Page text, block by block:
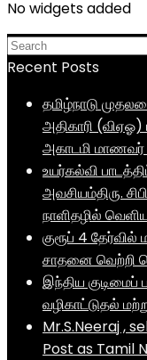
No widgets added
Recent Posts
தமிழ்நாடு
அதிகாரி
அகாடமி மாணவர்
உயர்கல்வி
அவசியம்திரு.
நாளிதழில்
குரூப் 4
சாதனை வெற்றி
இந்திய
வழிகாட்டுதல்
Mr.S.Neeraj ,
Post as Tamil